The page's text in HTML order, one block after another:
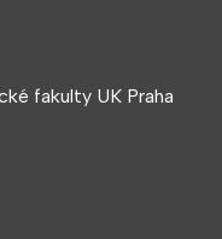
fakulty UK Praha